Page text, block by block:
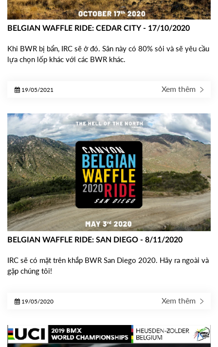
BELGIAN WAFFLE RIDE: CEDAR CITY - 17/10/2020
Khi BWR bị bẩn, IRC sẽ ở đó. Sân này có 80% sỏi và sẽ yêu cầu
lựa chọn lốp khác với các BWR khác.
19/05/2021 Xem thêm
BELGIAN WAFFLE RIDE: SAN DIEGO - 8/11/2020
IRC sẽ có mặt trên khắp BWR San Diego 2020. Hãy ra ngoài và
gặp chúng tôi!
19/05/2020 Xem thêm